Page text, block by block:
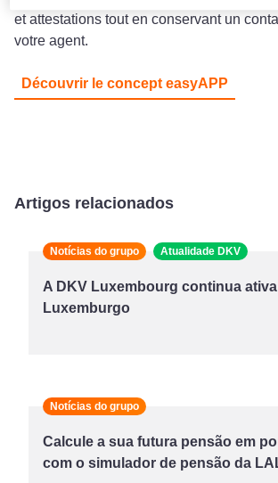
et attestations tout en conservant un
votre agent.
Découvrir le concept easyAPP
Artigos relacionados
Notícias do grupo Atualidade DKV
A DKV Luxembourg continua
Luxemburgo
Notícias do grupo
Calcule a sua futura pensão em
com o simulador de pensão da